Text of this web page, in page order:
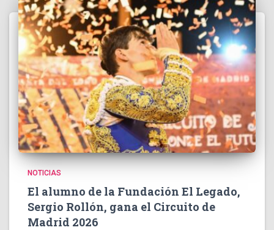
NOTICIAS
El alumno de la Fundación El Legado,
Sergio Rollón, gana el Circuito de
Madrid 2026